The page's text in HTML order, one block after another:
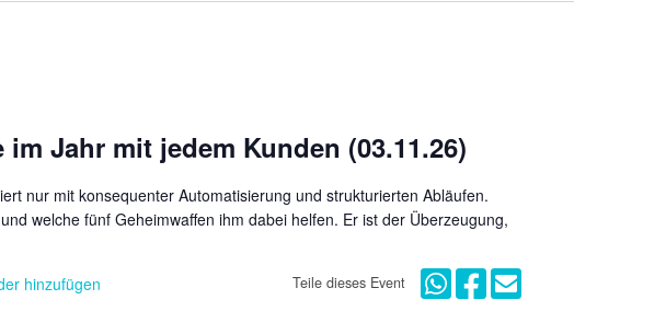
Jahr mit jedem Kunden (03.11.26)
nur mit konsequenter Automatisierung und strukturierten Abläufen.
welche fünf Geheimwaffen ihm dabei helfen. Er ist der Überzeugung,
hinzufügen Teile dieses Event